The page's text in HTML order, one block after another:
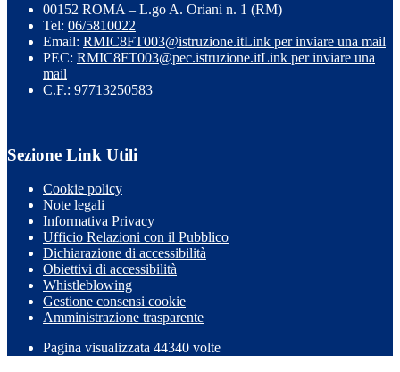
00152 ROMA – L.go A. Oriani n. 1 (RM)
Tel: 06/5810022
Email: RMIC8FT003@istruzione.itLink per inviare una mail
PEC: RMIC8FT003@pec.istruzione.itLink per inviare una
mail
C.F.: 97713250583
Sezione Link Utili
Cookie policy
Note legali
Informativa Privacy
Ufficio Relazioni con il Pubblico
Dichiarazione di accessibilità
Obiettivi di accessibilità
Whistleblowing
Gestione consensi cookie
Amministrazione trasparente
Pagina visualizzata 44340 volte